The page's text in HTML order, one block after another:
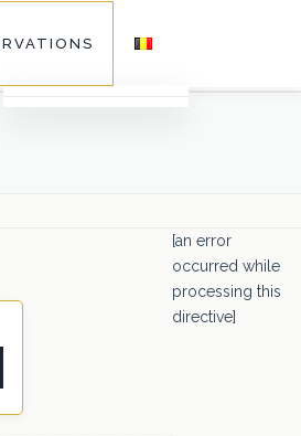
[an error
occurred while
processing this
directive]